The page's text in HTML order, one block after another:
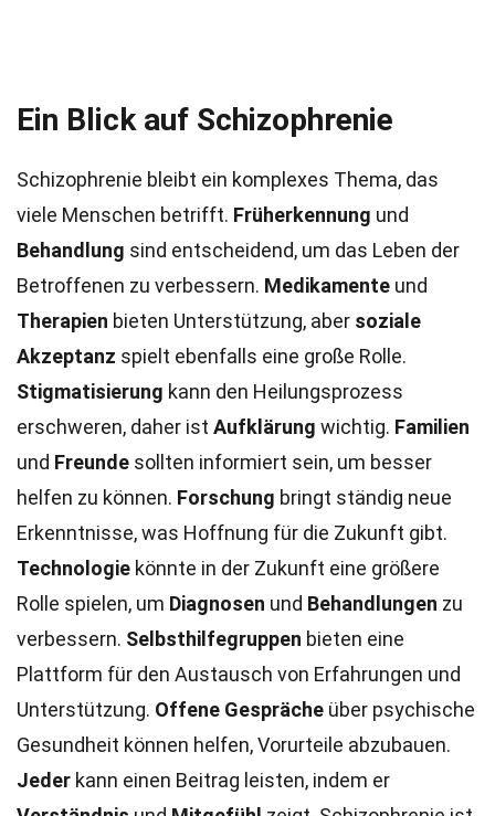
Ein Blick auf Schizophrenie
Schizophrenie bleibt ein komplexes Thema, das
viele Menschen betrifft. Früherkennung und
Behandlung sind entscheidend, um das Leben der
Betroffenen zu verbessern. Medikamente und
Therapien bieten Unterstützung, aber soziale
Akzeptanz spielt ebenfalls eine große Rolle.
Stigmatisierung kann den Heilungsprozess
erschweren, daher ist Aufklärung wichtig. Familien
und Freunde sollten informiert sein, um besser
helfen zu können. Forschung bringt ständig neue
Erkenntnisse, was Hoffnung für die Zukunft gibt.
Technologie könnte in der Zukunft eine größere
Rolle spielen, um Diagnosen und Behandlungen zu
verbessern. Selbsthilfegruppen bieten eine
Plattform für den Austausch von Erfahrungen und
Unterstützung. Offene Gespräche über psychische
Gesundheit können helfen, Vorurteile abzubauen.
Jeder kann einen Beitrag leisten, indem er